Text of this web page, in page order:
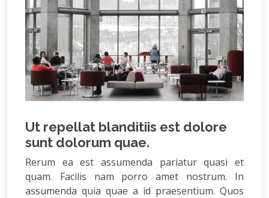
Ut repellat blanditiis est dolore
sunt dolorum quae.
Rerum ea est assumenda pariatur quasi et
quam. Facilis nam porro amet nostrum. In
assumenda quia quae a id praesentium. Quos